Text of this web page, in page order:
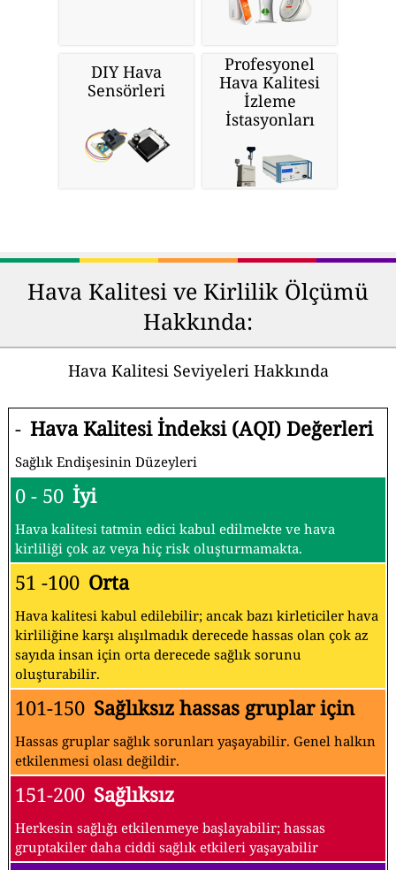
DIY Hava
Sensörleri
Profesyonel
Hava Kalitesi
İzleme
İstasyonları
Hava Kalitesi ve Kirlilik Ölçümü
Hakkında:
Hava Kalitesi Seviyeleri Hakkında
- Hava Kalitesi İndeksi (AQI) Değerleri
Sağlık Endişesinin Düzeyleri
0 - 50 İyi
Hava kalitesi tatmin edici kabul edilmekte ve hava
kirliliği çok az veya hiç risk oluşturmamakta.
51 -100 Orta
Hava kalitesi kabul edilebilir; ancak bazı kirleticiler hava
kirliliğine karşı alışılmadık derecede hassas olan çok az
sayıda insan için orta derecede sağlık sorunu
oluşturabilir.
101-150 Sağlıksız hassas gruplar için
Hassas gruplar sağlık sorunları yaşayabilir. Genel halkın
etkilenmesi olası değildir.
151-200 Sağlıksız
Herkesin sağlığı etkilenmeye başlayabilir; hassas
gruptakiler daha ciddi sağlık etkileri yaşayabilir